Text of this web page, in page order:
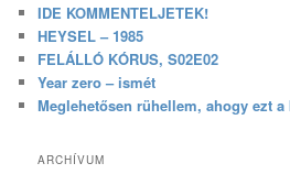
IDE KOMMENTELJETEK!
HEYSEL – 1985
FELÁLLÓ KÓRUS, S02E02
Year zero – ismét
Meglehetősen rühellem, ahogy ezt
ARCHÍVUM